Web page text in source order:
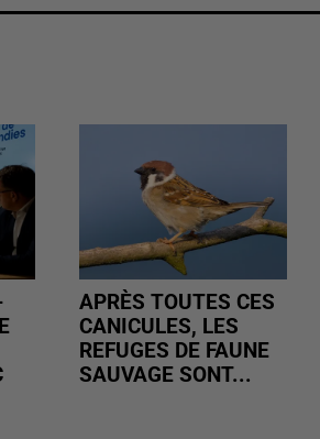
APRÈS TOUTES CES
CANICULES, LES
REFUGES DE FAUNE
SAUVAGE SONT...